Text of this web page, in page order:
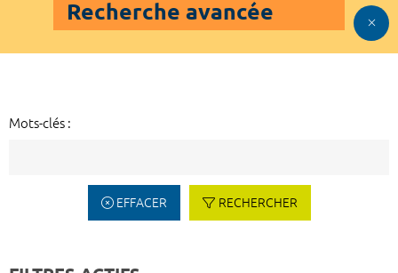
Recherche avancée
Mots-clés :
EFFACER RECHERCHER